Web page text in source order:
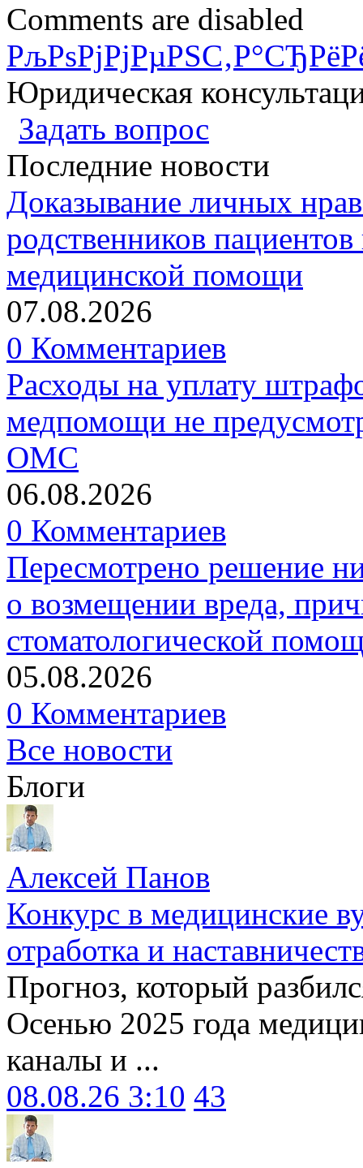
Comments are disabled
Юридическая
Задать вопрос
Последние новости
Доказывание личных
родственников
медицинской помощи
07.08.2026
0 Комментариев
Расходы на уплату
медпомощи не
ОМС
06.08.2026
0 Комментариев
Пересмотрено решение
о возмещении вреда,
стоматологической
05.08.2026
0 Комментариев
Все новости
Блоги
Алексей Панов
Конкурс в медицинские
отработка и
Прогноз, который
Осенью 2025 года
каналы и ...
08.08.26 3:10 43